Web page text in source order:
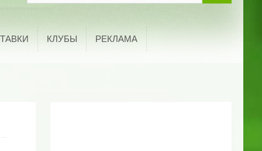
КЛУБЫ РЕКЛАМА